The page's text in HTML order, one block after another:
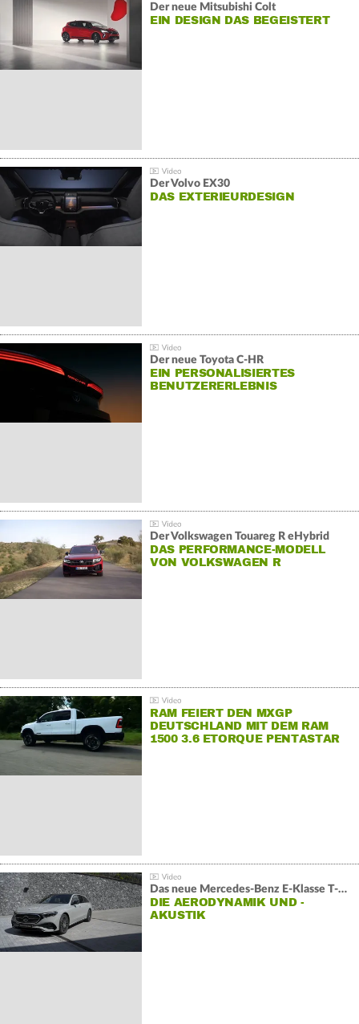
Der neue Mitsubishi Colt
EIN DESIGN DAS BEGEISTERT
Der Volvo EX30
DAS EXTERIEURDESIGN
Der neue Toyota C-HR
EIN PERSONALISIERTES
BENUTZERERLEBNIS
Der Volkswagen Touareg R eHybrid
DAS PERFORMANCE-MODELL
VON VOLKSWAGEN R
RAM FEIERT DEN MXGP
DEUTSCHLAND MIT DEM RAM
1500 3.6 ETORQUE PENTASTAR
Das neue Mercedes-Benz E-Klasse T-Modell
DIE AERODYNAMIK UND -
AKUSTIK